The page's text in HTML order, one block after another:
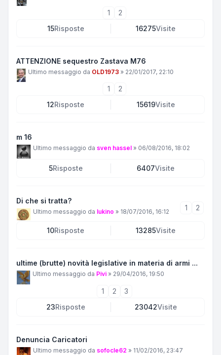
1
2
15Risposte 16275Visite
ATTENZIONE sequestro Zastava M76
Ultimo messaggio da OLD1973 » 22/01/2017, 22:10
1
2
12Risposte 15619Visite
m 16
Ultimo messaggio da sven hassel » 06/08/2016, 18:02
5Risposte 6407Visite
Di che si tratta?
Ultimo messaggio da lukino » 18/07/2016, 16:12 1 2
10Risposte 13285Visite
ultime (brutte) novità legislative in materia di armi ...
Ultimo messaggio da Pivi » 29/04/2016, 19:50
1 2
3
23Risposte 23042Visite
Denuncia Caricatori
Ultimo messaggio da sofocle62 » 11/02/2016, 23:47